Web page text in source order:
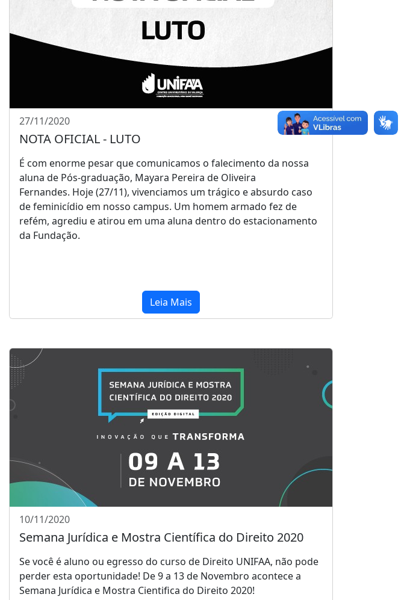
27/11/2020
NOTA OFICIAL - LUTO
É com enorme pesar que comunicamos o falecimento da nossa
aluna de Pós-graduação, Mayara Pereira de Oliveira
Fernandes. Hoje (27/11), vivenciamos um trágico e absurdo caso
de feminicídio em nosso campus. Um homem armado fez de
refém, agrediu e atirou em uma aluna dentro do estacionamento
da Fundação.
Leia Mais
10/11/2020
Semana Jurídica e Mostra Científica do Direito 2020
Se você é aluno ou egresso do curso de Direito UNIFAA, não pode
perder esta oportunidade! De 9 a 13 de Novembro acontece a
Semana Jurídica e Mostra Cientifica do Direito 2020!